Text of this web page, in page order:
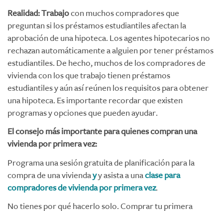
Realidad: Trabajocon muchos compradores que
preguntan si los préstamos estudiantiles afectan la
aprobación de una hipoteca. Los agentes hipotecarios no
rechazan automáticamente a alguien por tener préstamos
estudiantiles. De hecho, muchos de los compradores de
vivienda con los que trabajo tienen préstamos
estudiantiles y aún así reúnen los requisitos para obtener
una hipoteca. Es importante recordar que existen
programas y opciones que pueden ayudar.
El consejo más importante para quienes compran una
vivienda por primera vez:
Programa una sesión gratuita de planificación para la
compra de una viviendayy asista a unaclase para
compradores de vivienda por primera vez.
No tienes por qué hacerlo solo. Comprar tu primera